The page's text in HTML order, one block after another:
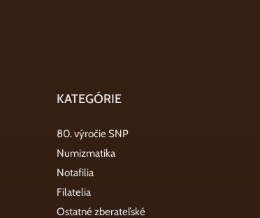
KATEGÓRIE
80. výročie SNP
Numizmatika
Notafilia
Filatelia
Ostatné zberateľské